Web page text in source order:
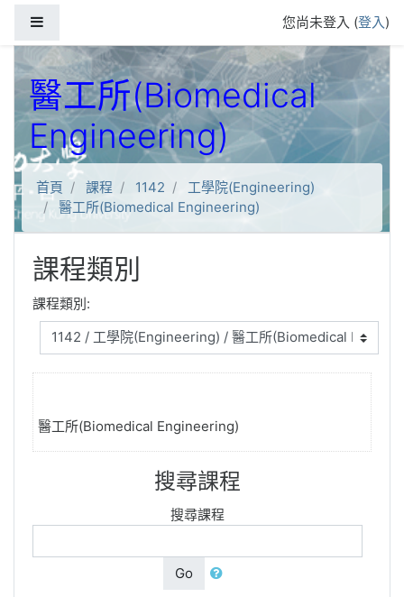
您尚未登入 (登入)
醫工所(Biomedical
Engineering)
首頁 課程 1142
工學院(Engineering)
醫工所(Biomedical Engineering)
課程類別
課程類別:
醫工所(Biomedical Engineering)
搜尋課程
搜尋課程
Go